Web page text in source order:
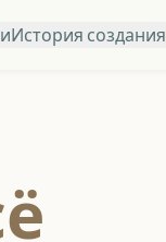
История создания